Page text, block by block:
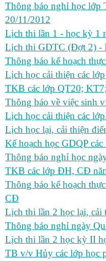
Thông báo nghỉ học lớp
20/11/2012
Lịch thi lần 1 - học kỳ 1
Lịch thi GDTC (Đợt 2) -
Thông báo kế hoạch
Lịch học cải thiện các
TKB các lớp QT20;
Thông báo về việc sinh
Lịch học cải thiện các
Lịch học lại, cải thiện
Kế hoạch học GDQP
Thông báo nghỉ học
TKB các lớp ĐH, CĐ
Thông báo kế hoạch
CĐ
Lịch thi lần 2 học lại, cải
Thông báo nghỉ ngày
Lịch thi lần 2 học kỳ II
TB v/v Hủy các lớp học